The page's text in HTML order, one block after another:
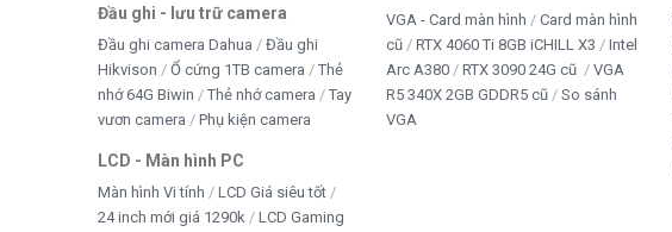
Đầu ghi - lưu trữ camera
Đầu ghi camera Dahua
Đầu ghi
Hikvison
Ổ cứng 1TB camera
Thẻ
nhớ 64G Biwin
Thẻ nhớ camera
Tay
vươn camera
Phụ kiện camera
LCD - Màn hình PC
Màn hình Vi tính
LCD Giá siêu tốt
24 inch mới giá 1290k
LCD Gaming
VGA - Card màn hình
Card màn hình
cũ
RTX 4060 Ti 8GB iCHILL X3
Intel
Arc A380
RTX 3090 24G cũ
VGA
R5 340X 2GB GDDR5 cũ
So sánh
VGA